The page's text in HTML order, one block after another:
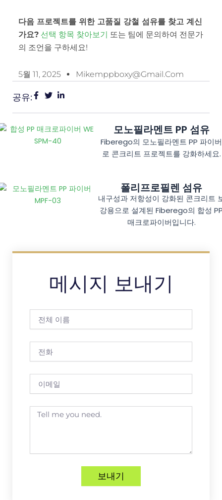
다음 프로젝트를 위한 고품질 강철 섬유를 찾고 계신
가요? 선택 항목 찾아보기 또는 팀에 문의하여 전문가
의 조언을 구하세요!
5월 11, 2025 Mikemppboxy@gmail.com
공유:
모노필라멘트 PP 섬유
Fiberego의 모노필라멘트 PP 파이버
로 콘크리트 프로젝트를 강화하세요.
폴리프로필렌 섬유
내구성과 저항성이 강화된 콘크리트
강용으로 설계된 Fiberego의 합성
매크로파이버입니다.
메시지 보내기
름
Message
보내기